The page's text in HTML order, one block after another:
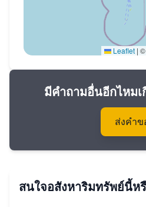
ไม่คิดถึงโอกาสที่จะซื้อทรัพย์
พระวงศ์ที่ลีเทอร์มินัลภูเก็ต\ซั
Leaflet | ©
มีคำถามอื่นอีกไหม
ส่งคำข
สนใจอสังหาริมทรัพย์นี้ห